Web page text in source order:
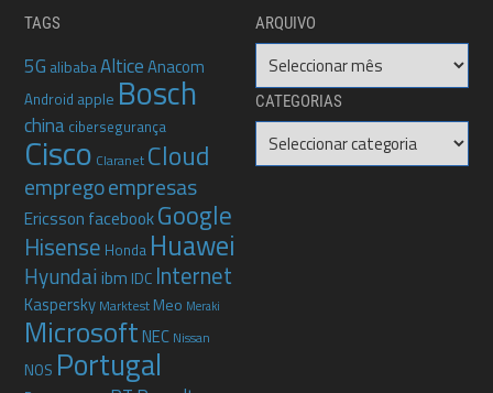
TAGS
5G alibabaAlticeAnacom
Android apple Bosch
china cibersegurança
Cisco Claranet Cloud
empregoempresas
Ericsson facebookGoogle
Hisense Honda Huawei
Hyundai ibm IDC Internet
Kaspersky Marktest Meo Meraki
MicrosoftNEC Nissan
NOS Portugal
ARQUIVO
Arquivo
CATEGORIAS
Categorias